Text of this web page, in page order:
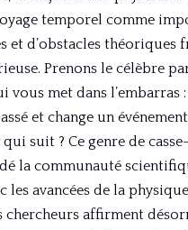
temporel comme
et d’obstacles théoriques
Prenons le célèbre
vous met dans l’embarras
et change un
suit ? Ce genre de
la communauté
les avancées de la physique
chercheurs affirment